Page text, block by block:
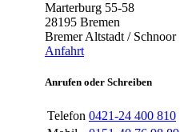
Marterburg 55-58
28195 Bremen
Bremer Altstadt / Schnoor
Anfahrt
Anrufen oder Schreiben
Telefon 0421-24 400 810